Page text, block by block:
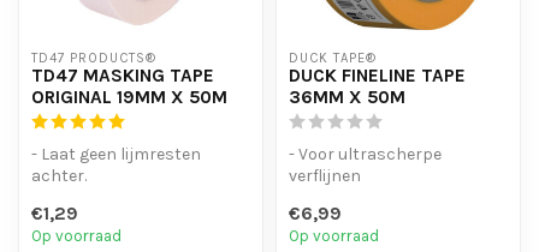
TD47 PRODUCTS®
TD47 MASKING TAPE
ORIGINAL 19MM X 50M
- Laat geen lijmresten
achter.
- Hecht op ruw
ondergronde...
€1,29
Op voorraad
DUCK TAPE®
DUCK FINELINE TAPE
36MM X 50M
- Voor ultrascherpe
verflijnen
gebruik
- Gebruiksvri...
€6,99
Op voorraad